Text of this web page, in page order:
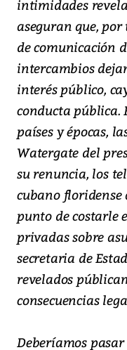
intimidades
aseguran que,
de comunicación
intercambios
interés público,
conducta pública.
países y épocas,
Watergate del
su renuncia, los
cubano
punto de costarle
privadas sobre
secretaria de
revelados
consecuencias
Deberíamos